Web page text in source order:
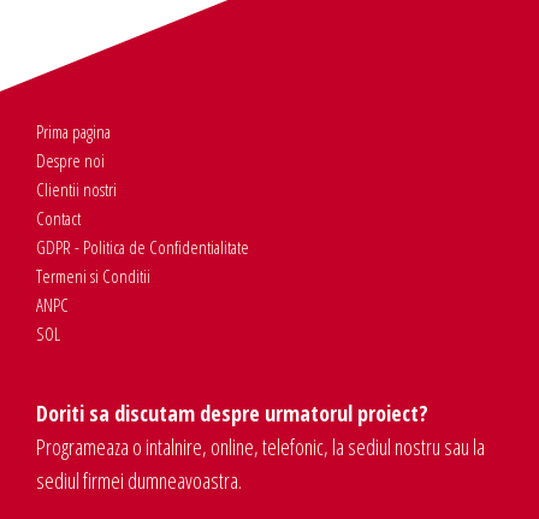
Prima pagina
Despre noi
Clientii nostri
Contact
GDPR - Politica de Confidentialitate
Termeni si Conditii
ANPC
SOL
Doriti sa discutam despre urmatorul proiect?
Programeaza o intalnire, online, telefonic, la sediul nostru sau la
sediul firmei dumneavoastra.